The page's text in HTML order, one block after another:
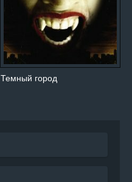
Темный город